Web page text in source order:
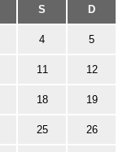
S D
4 5
11 12
18 19
25 26